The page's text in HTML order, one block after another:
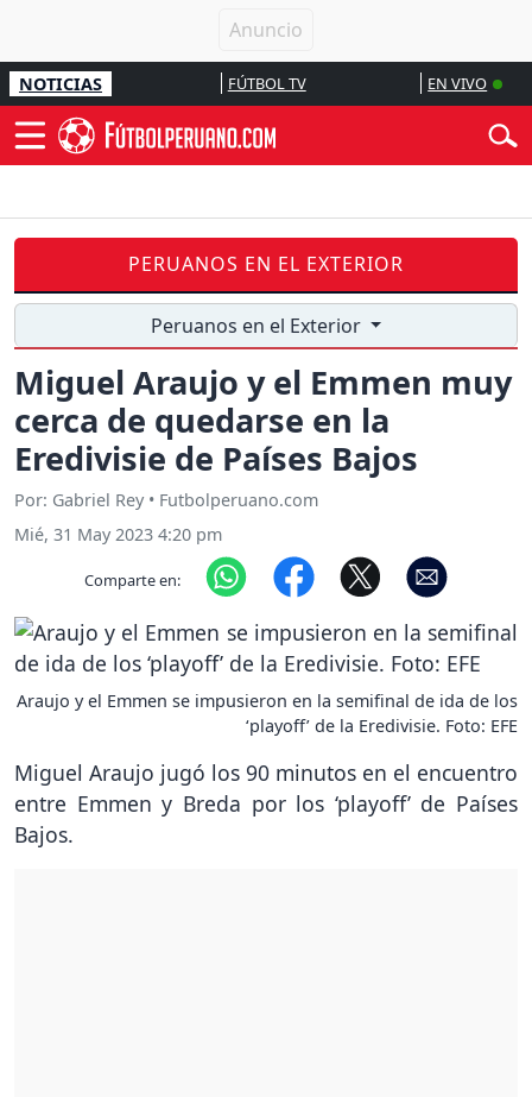
NOTICIAS FÚTBOL TV EN VIVO
PERUANOS EN EL EXTERIOR
Peruanos en el Exterior
Miguel Araujo y el Emmen muy
cerca de quedarse en la
Eredivisie de Países Bajos
Por: Gabriel Rey • Futbolperuano.com
Mié, 31 May 2023 4:20 pm
Comparte en:
Araujo y el Emmen se impusieron en la semifinal de ida de los
‘playoff’ de la Eredivisie. Foto: EFE
Miguel Araujo jugó los 90 minutos en el encuentro
entre Emmen y Breda por los ‘playoff’ de Países
Bajos.